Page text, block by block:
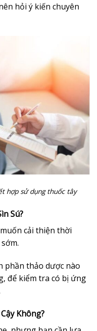
hỏi ý kiến chuyên
hợp sử dụng thuốc tây
Sú?
cải thiện thời
phần thảo dược nào
để kiểm tra có bị ứng
Không?